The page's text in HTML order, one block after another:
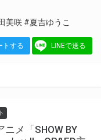
美咲 #夏吉ゆうこ
トする LINEで送る
ニメ「SHOW BY